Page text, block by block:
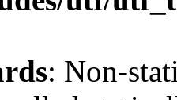
: Non-